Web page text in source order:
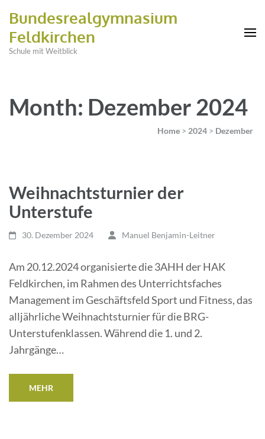
Bundesrealgymnasium
Feldkirchen
Schule mit Weitblick
Month: Dezember 2024
Home > 2024 > Dezember
Weihnachtsturnier der
Unterstufe
30. Dezember 2024 Manuel Benjamin-Leitner
Am 20.12.2024 organisierte die 3AHH der HAK
Feldkirchen, im Rahmen des Unterrichtsfaches
Management im Geschäftsfeld Sport und Fitness, das
alljährliche Weihnachtsturnier für die BRG-
Unterstufenklassen. Während die 1. und 2.
Jahrgänge…
MEHR